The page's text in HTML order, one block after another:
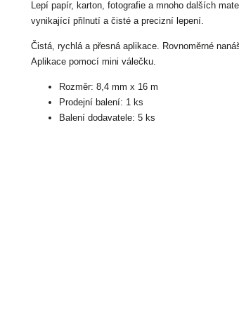
Lepí papír, karton, fotografie a mnoho dalších
vynikající přilnutí a čisté a precizní lepení.
Čistá, rychlá a přesná aplikace. Rovnoměrné
Aplikace pomocí mini válečku.
Rozměr: 8,4 mm x 16 m
Prodejní balení: 1 ks
Balení dodavatele: 5 ks